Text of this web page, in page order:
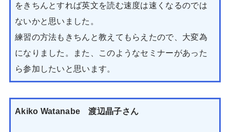
をきちんとすれば英文を読む速度は速くなるのでは
ないかと思いました。
練習の方法もきちんと教えてもらえたので、大変為
になりました。また、このようなセミナーがあった
ら参加したいと思います。
Akiko Watanabe 渡辺晶子さん